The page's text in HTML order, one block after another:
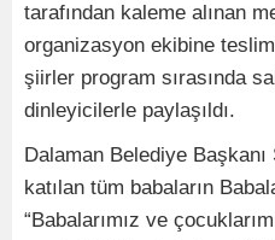
tarafından kaleme alınan
organizasyon ekibine
şiirler program sırasında
dinleyicilerle paylaşıldı.
Dalaman Belediye
katılan tüm babaların
“Babalarımız ve